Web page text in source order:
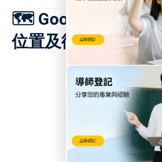
🗺️ Google Map：
位置及街道資訊